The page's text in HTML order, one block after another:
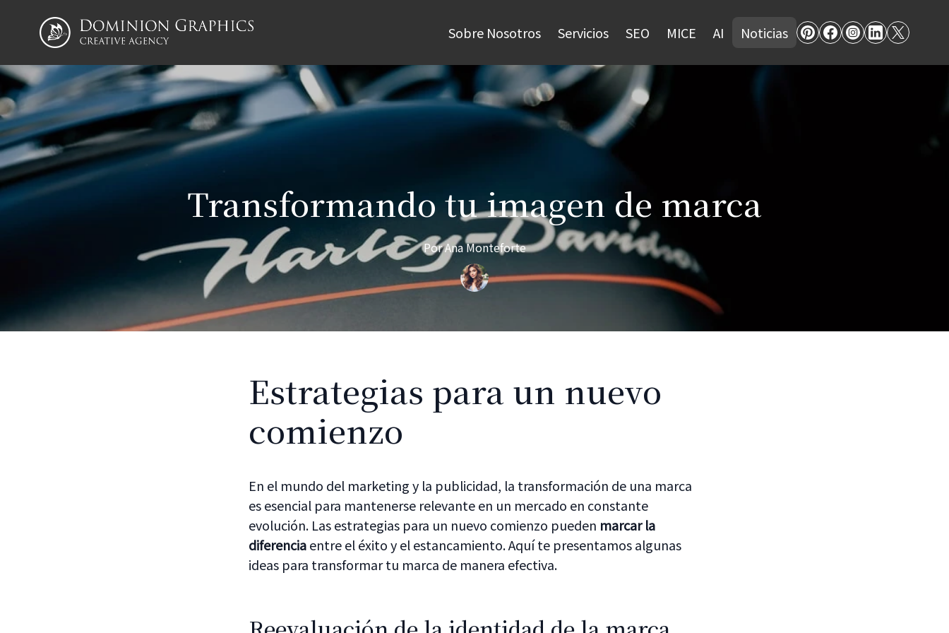
Sobre Nosotros Servicios SEO MICE AI Noticias
Transformando tu imagen de marca
PorAnaMonteforte
Estrategias para un nuevo
comienzo
En el mundo del marketing y la publicidad, la transformación de una marca
es esencial para mantenerse relevante en un mercado en constante
evolución. Las estrategias para un nuevo comienzo pueden marcar la
diferenciaentre el éxito y el estancamiento. Aquí te presentamos algunas
ideas para transformar tu marca de manera efectiva.